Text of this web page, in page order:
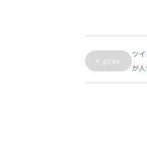
< prev
ツ
が